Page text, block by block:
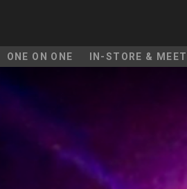
ONE ON ONE IN-STORE &